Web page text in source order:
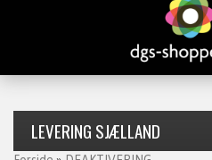
LEVERING SJÆLLAND